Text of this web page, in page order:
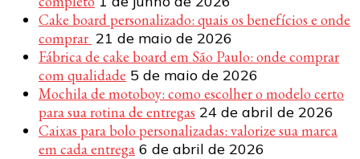
Cake board personalizado: quais os benefícios e onde
comprar 21 de maio de 2026
Fábrica de cake board em São Paulo: onde comprar
com qualidade 5 de maio de 2026
Mochila de motoboy: como escolher o modelo certo
para sua rotina de entregas 24 de abril de 2026
Caixas para bolo personalizadas: valorize sua marca
em cada entrega 6 de abril de 2026